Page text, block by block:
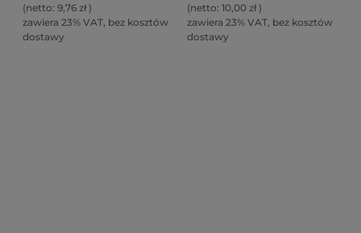
(netto: 9,76 zł)
zawiera 23% VAT, bez kosztów
dostawy
(netto: 10,00 zł)
zawiera 23% VAT, bez kosztów
dostawy